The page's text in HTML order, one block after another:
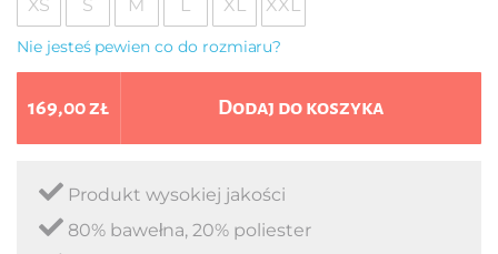
XS S M L XL XXL
Nie jesteś pewien co do rozmiaru?
169,00 zł Dodaj do koszyka
Produkt wysokiej jakości
80% bawełna, 20% poliester